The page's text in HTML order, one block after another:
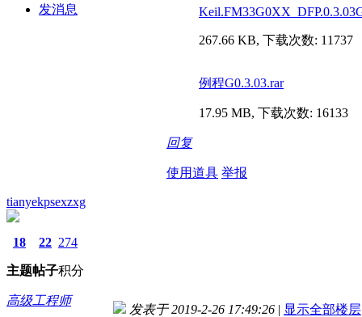
发消息
267.66 KB, 下载次数: 11737
例程G0.3.03.rar
17.95 MB, 下载次数: 16133
回复
使用道具 举报
tianyekpsexzxg
18
主题
22
帖子
274
积分
高级工程师
发表于 2019-2-26 17:49:26 | 显示全部楼层